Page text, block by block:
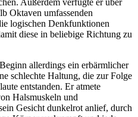
Außerdem verfügte er über
Oktaven umfassenden
logischen Denkfunktionen
diese in beliebige Richtung zu
allerdings ein erbärmlicher
schlechte Haltung, die zur Folge
entstanden. Er atmete
Halsmuskeln und
Gesicht dunkelrot anlief, durch